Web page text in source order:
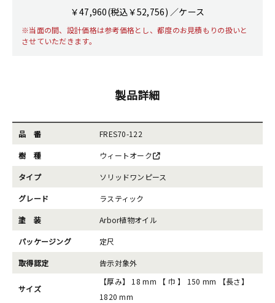
￥47,960(税込￥52,756) ／ケース
※当面の間、設計価格は参考価格とし、都度のお見積もりの扱いと
させていただきます。
製品詳細
品 番 FRES70-122
樹 種 ウィートオーク
タイプ ソリッドワンピース
グレード ラスティック
塗 装 Arbor植物オイル
パッケージング 定尺
取得認定 告示対象外
サイズ
【厚み】 18 mm 【 巾 】 150 mm 【長さ】
1820 mm